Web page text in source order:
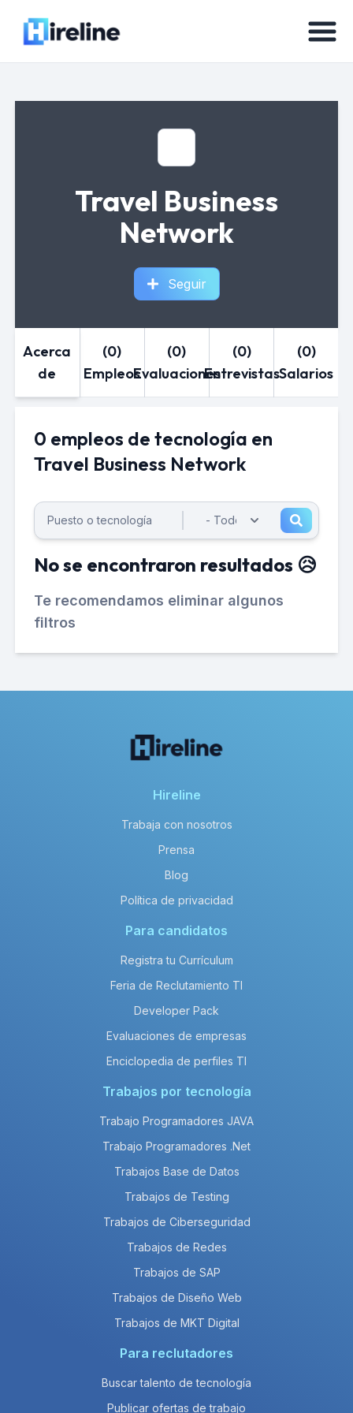
Travel Business
Network
Seguir
Acerca
de
(0)
Empleos
(0)
Evaluaciones
(0)
Entrevistas
(0)
Salarios
0 empleos de tecnología en
Travel Business Network
No se encontraron resultados 😥
Te recomendamos eliminar algunos
filtros
Hireline
Trabaja con nosotros
Prensa
Blog
Política de privacidad
Para candidatos
Registra tu Currículum
Feria de Reclutamiento TI
Developer Pack
Evaluaciones de empresas
Enciclopedia de perfiles TI
Trabajos por tecnología
Trabajo Programadores JAVA
Trabajo Programadores .Net
Trabajos Base de Datos
Trabajos de Testing
Trabajos de Ciberseguridad
Trabajos de Redes
Trabajos de SAP
Trabajos de Diseño Web
Trabajos de MKT Digital
Para reclutadores
Buscar talento de tecnología
Publicar ofertas de trabajo